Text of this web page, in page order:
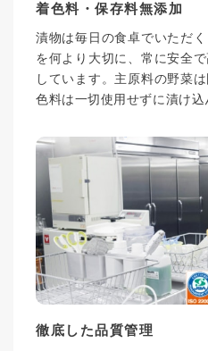
着色料・保存料無添加
漬物は毎日の食卓でいただ
を何より大切に、常に安全
しています。主原料の野菜
色料は一切使用せずに漬け込
徹底した品質管理